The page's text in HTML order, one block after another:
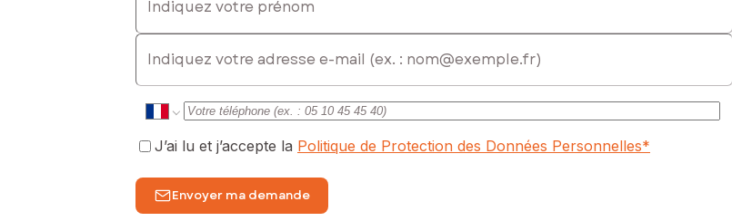
E-mail
J’ai lu et j’accepte la Politique de Protection des Données Personnelles*
Envoyer ma demande